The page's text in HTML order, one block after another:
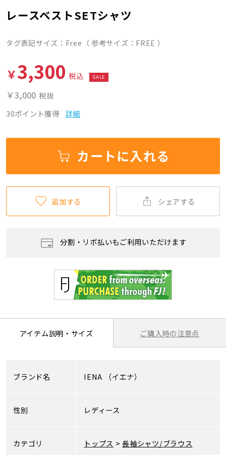
レースベストSETシャツ
タグ表記サイズ：Free（ 参考サイズ：FREE ）
￥3,300 税込 SALE
￥3,000 税抜
30ポイント獲得
詳細
カートに入れる
追加する シェアする
分割・リボ払いもご利用いただけます
アイテム説明・サイズ ご購入時の注意点
ブランド名 IENA （イエナ）
性別 レディース
カテゴリ トップス >長袖シャツ/ブラウス